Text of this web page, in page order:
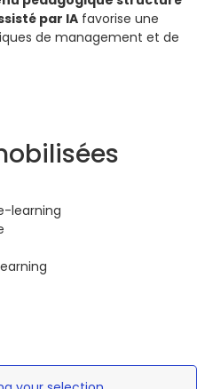
par IA favorise une
de management et de
learning